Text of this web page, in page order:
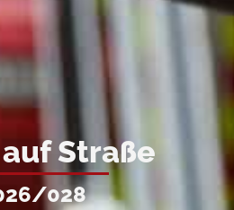
Straße
028